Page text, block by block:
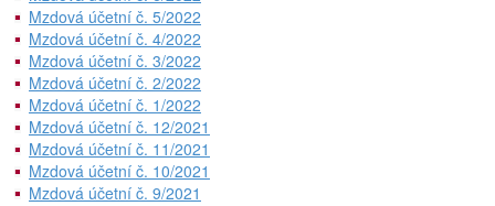
Mzdová účetní č. 5/2022
Mzdová účetní č. 4/2022
Mzdová účetní č. 3/2022
Mzdová účetní č. 2/2022
Mzdová účetní č. 1/2022
Mzdová účetní č. 12/2021
Mzdová účetní č. 11/2021
Mzdová účetní č. 10/2021
Mzdová účetní č. 9/2021